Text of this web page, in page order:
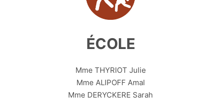
ÉCOLE
Mme THYRIOT Julie
Mme ALIPOFF Amal
Mme DERYCKERE Sarah